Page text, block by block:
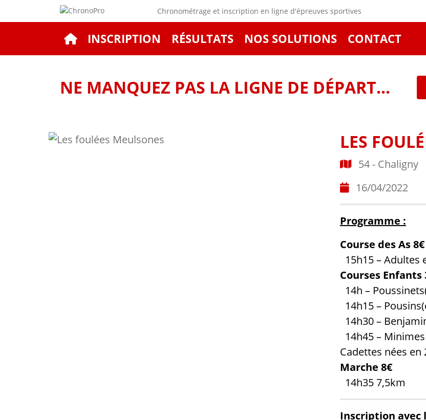
Chronométrage et inscription en ligne d'épreuves sportives
INSCRIPTION RÉSULTATS NOS SOLUTIONS CONTACT
NE MANQUEZ PAS LA LIGNE DE DÉPART...
LES
54 - Chaligny
16/04/2022
Programme :
Course des As 8€
15h15 – Adultes
Courses Enfants
14h –
14h15 –
14h30 –
14h45 –
Cadettes nées en
Marche 8€
14h35 7,5km
Inscription avec